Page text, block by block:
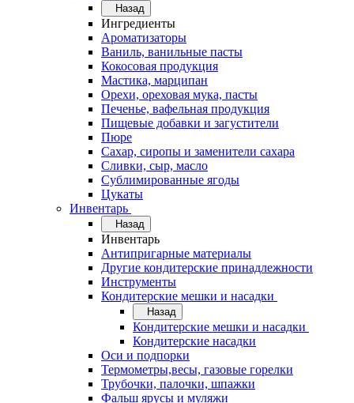
Назад
Ингредиенты
Ароматизаторы
Ваниль, ванильные пасты
Кокосовая продукция
Мастика, марципан
Орехи, ореховая мука, пасты
Печенье, вафельная продукция
Пищевые добавки и загустители
Пюре
Сахар, сиропы и заменители сахара
Сливки, сыр, масло
Сублимированные ягоды
Цукаты
Инвентарь
Назад
Инвентарь
Антипригарные материалы
Другие кондитерские принадлежности
Инструменты
Кондитерские мешки и насадки
Назад
Кондитерские мешки и насадки
Кондитерские насадки
Оси и подпорки
Термометры,весы, газовые горелки
Трубочки, палочки, шпажки
Фальш ярусы и муляжи